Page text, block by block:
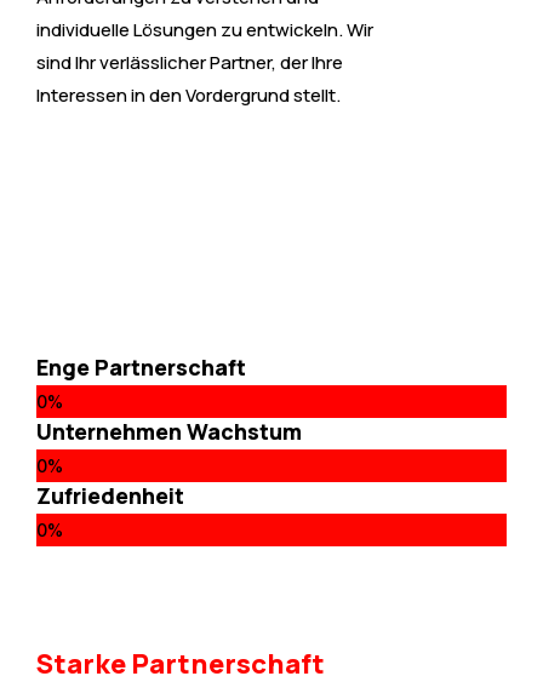
individuelle Lösungen zu entwickeln. Wir
sind Ihr verlässlicher Partner, der Ihre
Interessen in den Vordergrund stellt.
Enge Partnerschaft
0%
Unternehmen Wachstum
0%
Zufriedenheit
0%
Starke Partnerschaft